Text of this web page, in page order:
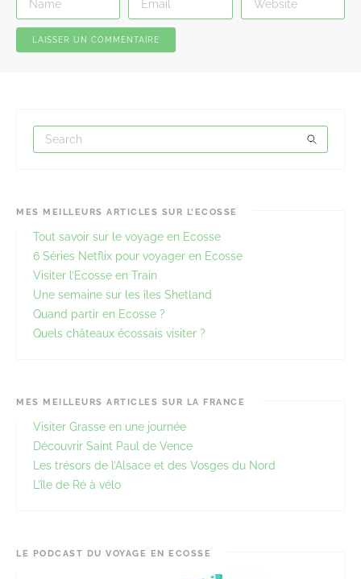
MES MEILLEURS ARTICLES SUR L’ECOSSE
Tout savoir sur le voyage en Ecosse
6 Séries Netflix pour voyager en Ecosse
Visiter l’Ecosse en Train
Une semaine sur les îles Shetland
Quand partir en Ecosse ?
Quels châteaux écossais visiter ?
MES MEILLEURS ARTICLES SUR LA FRANCE
Visiter Grasse en une journée
Découvrir Saint Paul de Vence
Les trésors de l’Alsace et des Vosges du Nord
L’île de Ré à vélo
LE PODCAST DU VOYAGE EN ECOSSE